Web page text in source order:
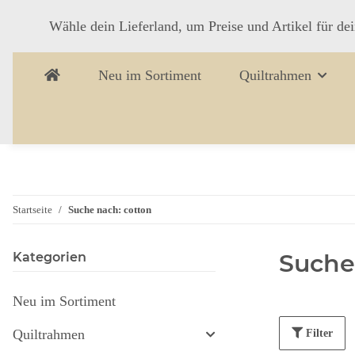
Wähle dein Lieferland, um Preise und Artikel für
Neu im Sortiment Quiltrahmen
Startseite Suche nach: cotton
Filter
Kategorien
Neu im Sortiment
Quiltrahmen